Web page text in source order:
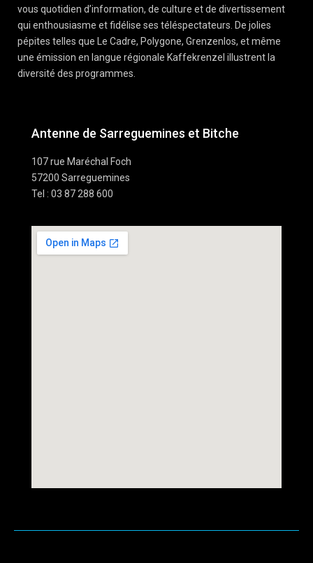
vous quotidien d’information, de culture et de divertissement
qui enthousiasme et fidélise ses téléspectateurs. De jolies
pépites telles que Le Cadre, Polygone, Grenzenlos, et même
une émission en langue régionale Kaffekrenzel illustrent la
diversité des programmes.
Antenne de Sarreguemines et Bitche
107 rue Maréchal Foch
57200 Sarreguemines
Tel : 03 87 288 600